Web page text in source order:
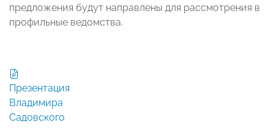
предложения будут направлены для рассмотрения в
профильные ведомства.
Презентация
Владимира
Садовского